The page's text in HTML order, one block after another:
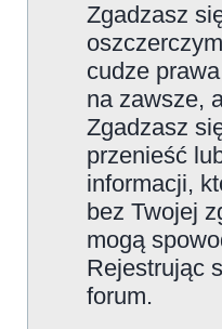
Zgadzasz
cudze
na zawsze,
Zgadzasz
przenieść
informacji,
bez Twojej
mogą
Rejestrując
forum.